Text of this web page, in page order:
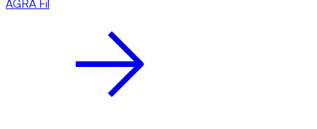
AGRA Fil